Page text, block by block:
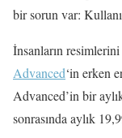
bir sorun var:
İnsanların
Advanced‘in erken
Advanced’in bir
sonrasında aylık